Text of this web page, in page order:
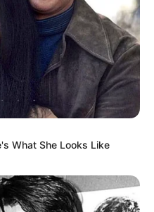
Cinnamon
What She Looks Like